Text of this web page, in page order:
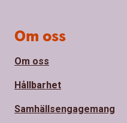
Om oss
Om oss
Hållbarhet
Samhällsengagemang